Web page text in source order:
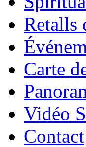
Retalls
Carte
Vidéo
Contact